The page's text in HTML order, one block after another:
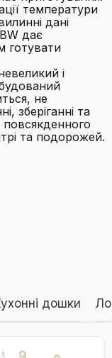
температури
дані
дає
готувати
і
не
зберіганні та
повсякденного
та подорожей.
до
дошки